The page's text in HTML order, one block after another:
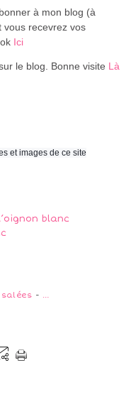
à mon blog (à
vous recevrez vos
Ici
le blog. Bonne visite Là
et images de ce site
- …